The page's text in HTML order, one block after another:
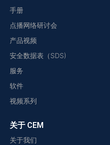
手册
点播网络研讨会
产品视频
安全数据表（SDS)
服务
软件
视频系列
关于 CEM
关于我们